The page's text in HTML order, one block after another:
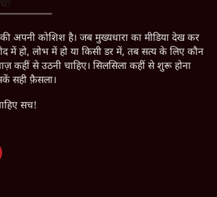
की अपनी कोशिश है। जब मुख्यधारा का मीडिया देख कर
में हो, लोभ में हो या किसी डर में, तब सत्य के लिए कौन
कहीं से उठनी चाहिए। सिलसिला कहीं से शुरू होना
सही फ़ैसला।
सच!